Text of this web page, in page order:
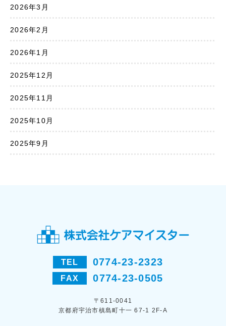
2026年3月
2026年2月
2026年1月
2025年12月
2025年11月
2025年10月
2025年9月
TEL 0774-23-2323
FAX 0774-23-0505
〒611-0041
京都府宇治市槙島町十一 67-1 2F-A